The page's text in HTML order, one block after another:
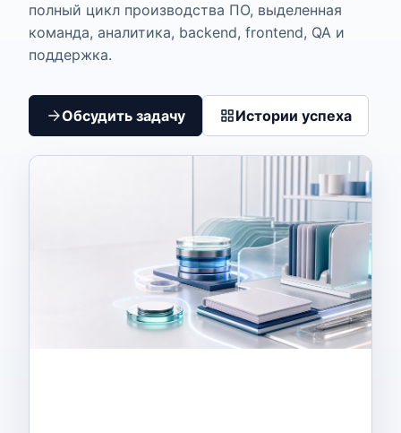
полный цикл производства ПО, выделенная
команда, аналитика, backend, frontend, QA и
поддержка.
Обсудить задачу Истории успеха